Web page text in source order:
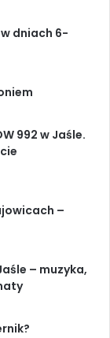
dniach 6-
992 w Jaśle.
–
– muzyka,